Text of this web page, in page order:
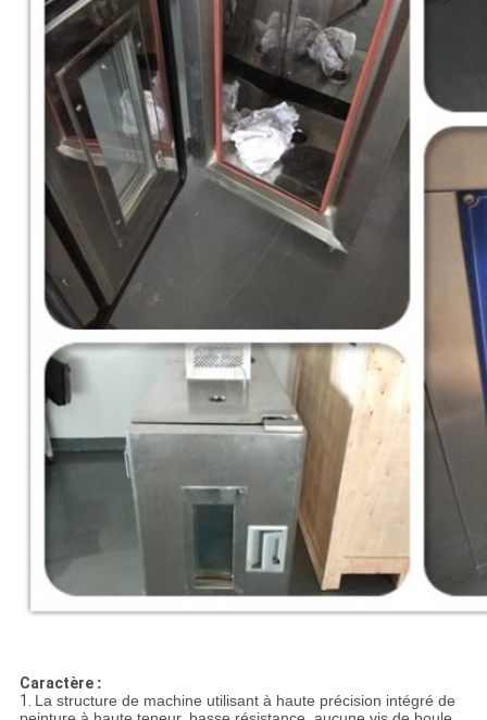
Caractère :
1. La structure de machine utilisant à haute précision intégré de